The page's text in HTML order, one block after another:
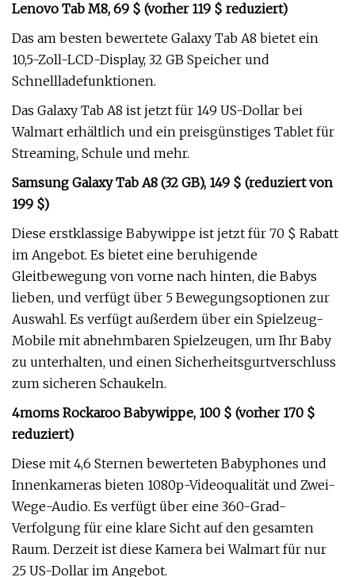
Lenovo Tab M8, 69 $ (vorher 119 $ reduziert)
Das am besten bewertete Galaxy Tab A8 bietet ein
10,5-Zoll-LCD-Display, 32 GB Speicher und
Schnellladefunktionen.
Das Galaxy Tab A8 ist jetzt für 149 US-Dollar bei
Walmart erhältlich und ein preisgünstiges Tablet für
Streaming, Schule und mehr.
Samsung Galaxy Tab A8 (32 GB), 149 $ (reduziert von
199 $)
Diese erstklassige Babywippe ist jetzt für 70 $ Rabatt
im Angebot. Es bietet eine beruhigende
Gleitbewegung von vorne nach hinten, die Babys
lieben, und verfügt über 5 Bewegungsoptionen zur
Auswahl. Es verfügt außerdem über ein Spielzeug-
Mobile mit abnehmbaren Spielzeugen, um Ihr Baby
zu unterhalten, und einen Sicherheitsgurtverschluss
zum sicheren Schaukeln.
4moms Rockaroo Babywippe, 100 $ (vorher 170 $
reduziert)
Diese mit 4,6 Sternen bewerteten Babyphones und
Innenkameras bieten 1080p-Videoqualität und Zwei-
Wege-Audio. Es verfügt über eine 360-Grad-
Verfolgung für eine klare Sicht auf den gesamten
Raum. Derzeit ist diese Kamera bei Walmart für nur
25 US-Dollar im Angebot.